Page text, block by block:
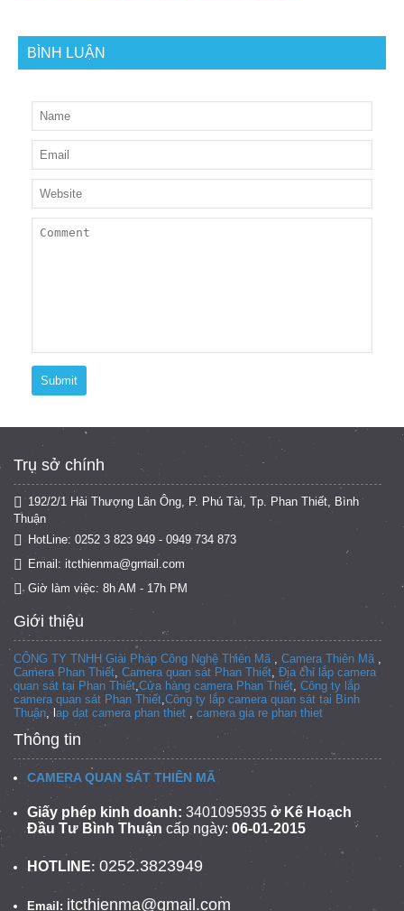
BÌNH LUẬN
Submit
Trụ sở chính
192/2/1 Hải Thượng Lãn Ông, P. Phú Tài, Tp. Phan Thiết, Bình
Thuận
HotLine: 0252 3 823 949 - 0949 734 873
Email: itcthienma@gmail.com
Giờ làm việc: 8h AM - 17h PM
Giới thiệu
CÔNG TY TNHH Giải Pháp Công Nghệ Thiên Mã , Camera Thiên Mã ,
Camera Phan Thiết, Camera quan sát Phan Thiết, Địa chỉ lắp camera
quan sát tại Phan Thiết,Cửa hàng camera Phan Thiết, Công ty lắp
camera quan sát Phan Thiết,Công ty lắp camera quan sát tại Bình
Thuận, l ap dat camera phan thiet , camera gia re phan thiet
Thông tin
CAMERA QUAN SÁT THIÊN MÃ
Giấy phép kinh doanh: 3401095935 ở Kế Hoạch
Đầu Tư Bình Thuận cấp ngày:06-01-2015
HOTLINE: 0252.3823949
Email: itcthienma@gmail.com